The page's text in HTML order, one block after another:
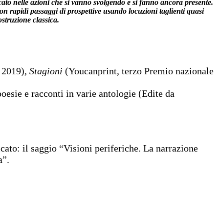
nelle azioni che si vanno svolgendo e si fanno ancora presente.
rapidi passaggi di prospettive usando locuzioni taglienti quasi
classica.
Stagioni (Youcanprint, terzo Premio nazionale
e racconti in varie antologie (Edite da
il saggio “Visioni periferiche. La narrazione